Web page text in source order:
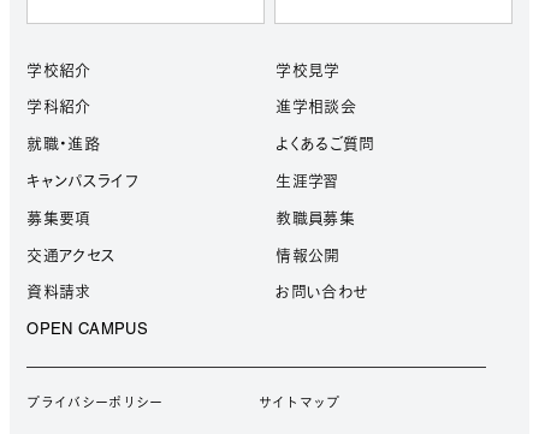
学校紹介
学科紹介
就職・進路
キャンパスライフ
募集要項
交通アクセス
資料請求
OPEN CAMPUS
学校見学
進学相談会
よくあるご質問
生涯学習
教職員募集
情報公開
お問い合わせ
プライバシーポリシー サイトマップ